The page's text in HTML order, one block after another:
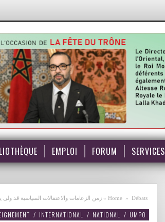
EMPLOI FORUM SERVICES
Home » Débats
» زمن الزعامات والاعتقالات السياسية قد
/ INTERNATIONAL / NATIONAL / UMPO